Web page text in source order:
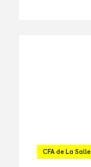
CFA de La Salle